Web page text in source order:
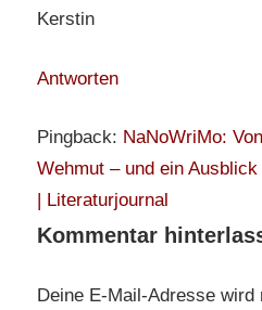
Kerstin
Antworten
Pingback: NaNoWriMo:
Wehmut – und ein
| Literaturjournal
Kommentar
Deine E-Mail-Adresse